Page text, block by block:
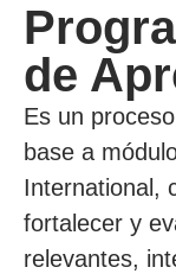
de
Es un
base a
International,
fortalecer y
relevantes,